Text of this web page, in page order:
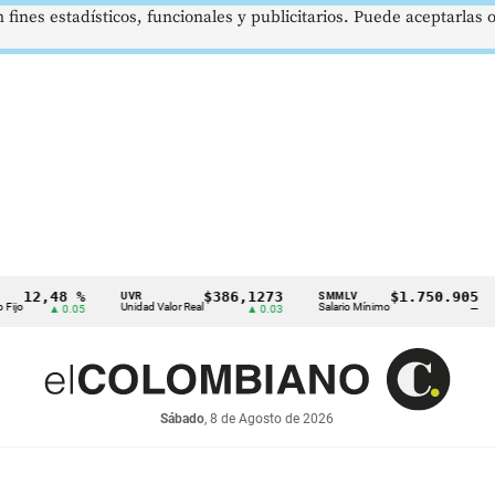
%
▲ 0.05
UVR
Unidad Valor Real
$386,1273 SMMLV
Salario Mínimo
$1.750.905
Sábado, 8 de Agosto de 2026
estadísticos, funcionales y publicitarios. Puede aceptarlas